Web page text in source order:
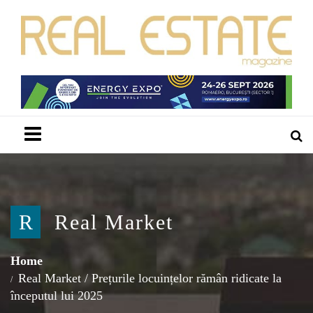
R Real Market
Home
Real Market / Prețurile locuințelor rămân ridicate la
începutul lui 2025